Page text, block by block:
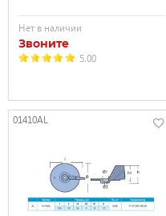
Нет в наличии
Звоните
5.00
01410AL